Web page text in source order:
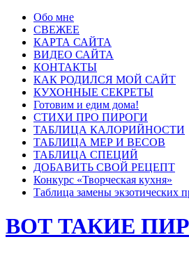
Обо мне
СВЕЖЕЕ
КАРТА САЙТА
ВИДЕО САЙТА
КОНТАКТЫ
КАК РОДИЛСЯ МОЙ САЙТ
КУХОННЫЕ СЕКРЕТЫ
Готовим и едим дома!
СТИХИ ПРО ПИРОГИ
ТАБЛИЦА КАЛОРИЙНОСТИ
ТАБЛИЦА МЕР И ВЕСОВ
ТАБЛИЦА СПЕЦИЙ
ДОБАВИТЬ СВОЙ РЕЦЕПТ
Конкурс «Творческая кухня»
Таблица замены экзотических
ВОТ ТАКИЕ